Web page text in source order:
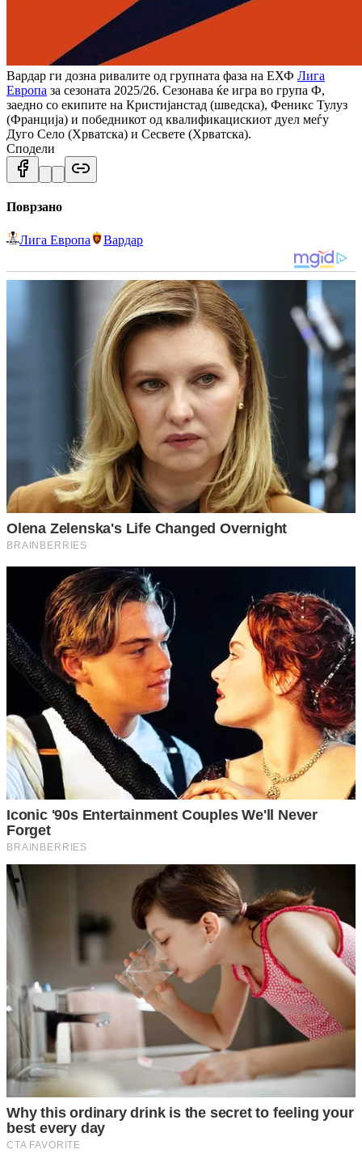
Вардар ги дозна ривалите од групната фаза на ЕХФ Лига
Европа за сезоната 2025/26. Сезонава ќе игра во група Ф,
заедно со екипите на Кристијанстад (шведска), Феникс Тулуз
(Франција) и победникот од квалификацискиот дуел меѓу
Дуго Село (Хрватска) и Сесвете (Хрватска).
Сподели
Поврзано
Лига Европа Вардар